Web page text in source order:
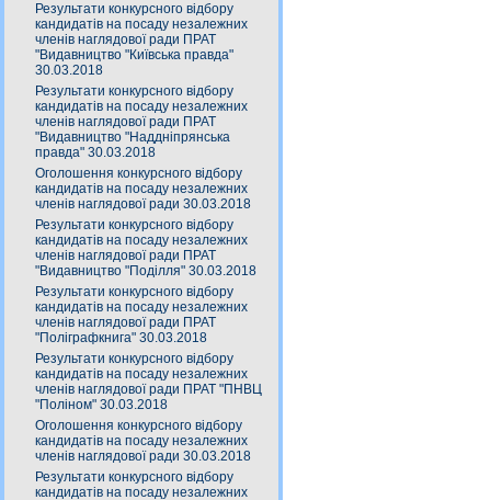
Результати конкурсного відбору
кандидатів на посаду незалежних
членів наглядової ради ПРАТ
"Видавництво "Київська правда"
30.03.2018
Результати конкурсного відбору
кандидатів на посаду незалежних
членів наглядової ради ПРАТ
"Видавництво "Наддніпрянська
правда" 30.03.2018
Оголошення конкурсного відбору
кандидатів на посаду незалежних
членів наглядової ради 30.03.2018
Результати конкурсного відбору
кандидатів на посаду незалежних
членів наглядової ради ПРАТ
"Видавництво "Поділля" 30.03.2018
Результати конкурсного відбору
кандидатів на посаду незалежних
членів наглядової ради ПРАТ
"Поліграфкнига" 30.03.2018
Результати конкурсного відбору
кандидатів на посаду незалежних
членів наглядової ради ПРАТ "ПНВЦ
"Поліном" 30.03.2018
Оголошення конкурсного відбору
кандидатів на посаду незалежних
членів наглядової ради 30.03.2018
Результати конкурсного відбору
кандидатів на посаду незалежних